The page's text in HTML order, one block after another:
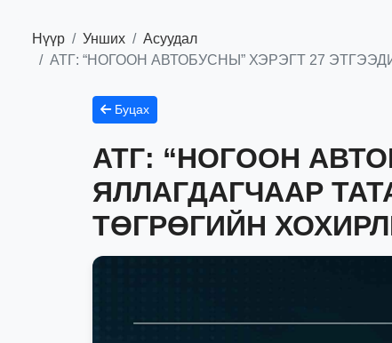
Нүүр Унших
Асуудал
АТГ: “НОГООН АВТОБУСНЫ” ХЭРЭГТ 27
Буцах
АТГ: “НОГООН
ЯЛЛАГДАГЧААР
ТӨГРӨГИЙН